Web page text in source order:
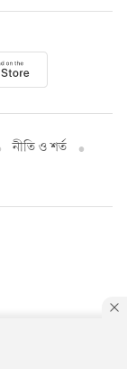
নীতি ও শর্ত